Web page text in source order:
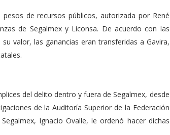
de recursos públicos, autorizada por René
de Segalmex y Liconsa. De acuerdo con las
valor, las ganancias eran transferidas a Gavira,
del delito dentro y fuera de Segalmex, desde
de la Auditoría Superior de la Federación
Ignacio Ovalle, le ordenó hacer dichas